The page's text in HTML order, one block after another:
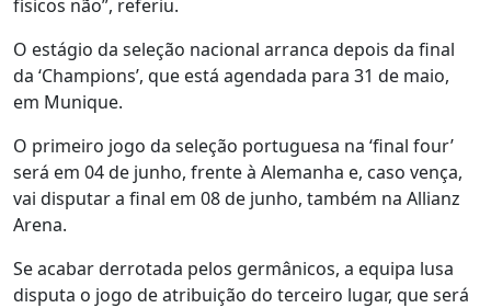
físicos não”, referiu.
O estágio da seleção nacional arranca depois da final
da ‘Champions’, que está agendada para 31 de maio,
em Munique.
O primeiro jogo da seleção portuguesa na ‘final four’
será em 04 de junho, frente à Alemanha e, caso vença,
vai disputar a final em 08 de junho, também na Allianz
Arena.
Se acabar derrotada pelos germânicos, a equipa lusa
disputa o jogo de atribuição do terceiro lugar, que será